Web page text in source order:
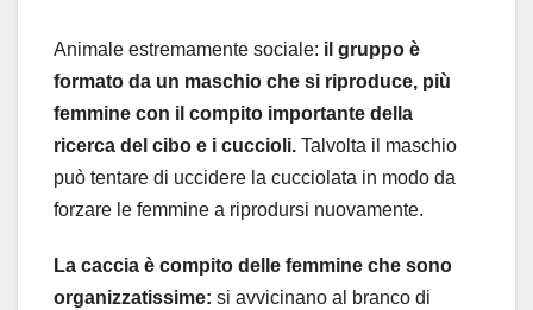
Animale estremamente sociale: il gruppo è
formato da un maschio che si riproduce, più
femmine con il compito importante della
ricerca del cibo e i cuccioli. Talvolta il maschio
può tentare di uccidere la cucciolata in modo da
forzare le femmine a riprodursi nuovamente.
La caccia è compito delle femmine che sono
organizzatissime: si avvicinano al branco di